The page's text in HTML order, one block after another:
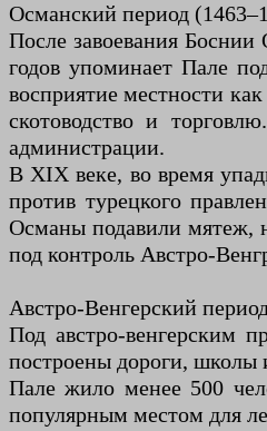
Османский период
После завоевания
годов упоминает Пале
восприятие местности
скотоводство и
администрации.
В XIX веке, во время
против турецкого
Османы подавили мятеж,
под контроль Австро-
Австро-Венгерский
Под австро-венгерским
построены дороги, школы
Пале жило менее 500
популярным местом для